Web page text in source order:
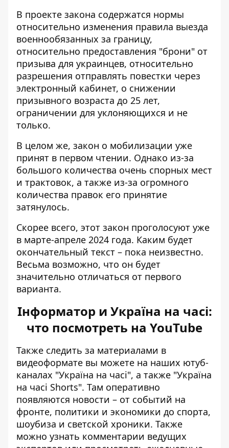
В проекте закона содержатся нормы
относительно изменения правила выезда
военнообязанных за границу,
относительно предоставления "брони" от
призыва для украинцев, относительно
разрешения отправлять повестки через
электронный кабинет, о снижении
призывного возраста до 25 лет,
ограничении для уклоняющихся и не
только.
В целом же, закон о мобилизации уже
принят в первом чтении. Однако из-за
большого количества очень спорных мест
и трактовок, а также из-за огромного
количества правок его принятие
затянулось.
Скорее всего, этот закон проголосуют уже
в марте-апреле 2024 года. Каким будет
окончательный текст – пока неизвестно.
Весьма возможно, что он будет
значительно отличаться от первого
варианта.
Інформатор и Україна на часі:
что посмотреть на YouTube
Также следить за материалами в
видеоформате вы можете на наших ютуб-
каналах "Україна на часі", а также "Україна
на часі Shorts". Там оперативно
появляются новости – от событий на
фронте, политики и экономики до спорта,
шоубиза и светской хроники. Также
можно узнать комментарии ведущих